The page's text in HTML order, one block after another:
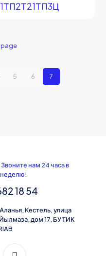
page
5 6 7
нам 24 часа в
неделю!
18 54
Кестель, улица
дом 17, БУТИК